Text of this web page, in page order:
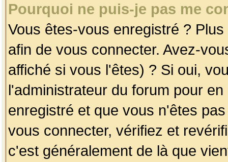
Pourquoi ne puis-je pas me
Vous êtes-vous enregistré ?
afin de vous connecter. Avez-
affiché si vous l'êtes) ? Si oui,
l'administrateur du forum pour
enregistré et que vous n'êtes
vous connecter, vérifiez et
c'est généralement de là que